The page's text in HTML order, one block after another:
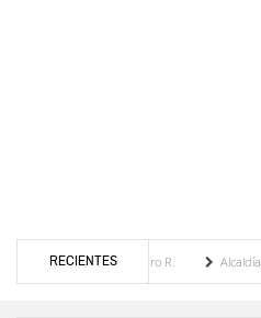
RECIENTES
Cordero R.
Alcaldía de Mérida